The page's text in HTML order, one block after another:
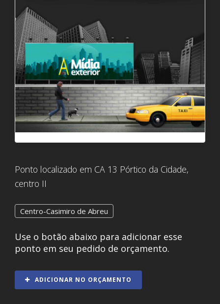
Ponto localizado em CA 13 Pórtico da Cidade,
centro II
Centro-Casimiro de Abreu
Use o botão abaixo para adicionar esse
ponto em seu pedido de orçamento.
ADICIONAR NO ORÇAMENTO